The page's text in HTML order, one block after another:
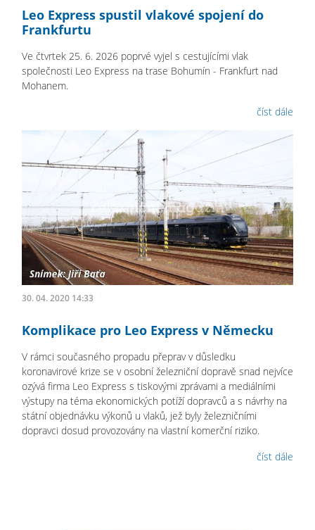
Leo Express spustil vlakové spojení do
Frankfurtu
Ve čtvrtek 25. 6. 2026 poprvé vyjel s cestujícími vlak
společnosti Leo Express na trase Bohumín - Frankfurt nad
Mohanem.
číst dále
30. 04. 2020 14:33
Komplikace pro Leo Express v Německu
V rámci současného propadu přeprav v důsledku
koronavirové krize se v osobní železniční dopravě snad nejvíce
ozývá firma Leo Express s tiskovými zprávami a mediálními
výstupy na téma ekonomických potíží dopravců a s návrhy na
státní objednávku výkonů u vlaků, jež byly železničními
dopravci dosud provozovány na vlastní komerční riziko.
číst dále